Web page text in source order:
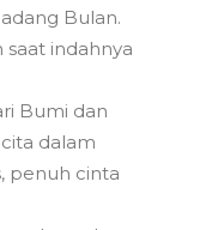
Bulan.
indahnya
Bumi dan
dalam
penuh cinta